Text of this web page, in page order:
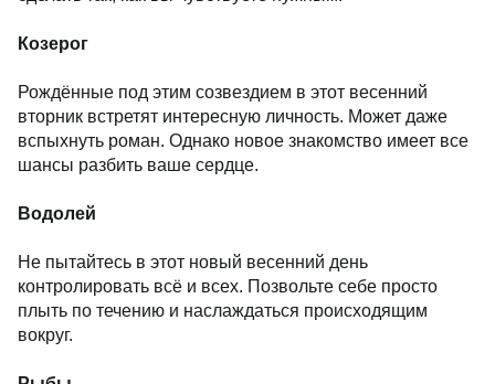
Козерог
Рождённые под этим созвездием в этот весенний
вторник встретят интересную личность. Может даже
вспыхнуть роман. Однако новое знакомство имеет все
шансы разбить ваше сердце.
Водолей
Не пытайтесь в этот новый весенний день
контролировать всё и всех. Позвольте себе просто
плыть по течению и наслаждаться происходящим
вокруг.